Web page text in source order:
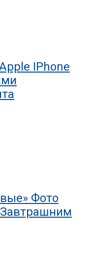
IPhone
Фото
Завтрашним